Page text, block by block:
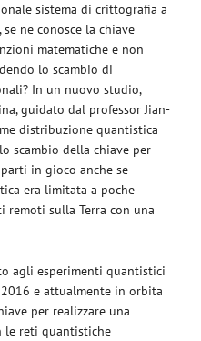
sistema di crittografia a
ne conosce la chiave
matematiche e non
lo scambio di
In un nuovo studio,
guidato dal professor Jian-
distribuzione quantistica
scambio della chiave per
in gioco anche se
era limitata a poche
sulla Terra con una
agli esperimenti quantistici
e attualmente in orbita
per realizzare una
le reti quantistiche